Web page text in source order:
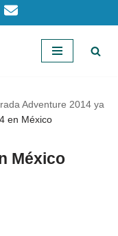
Adventure 2014 ya
en México
México